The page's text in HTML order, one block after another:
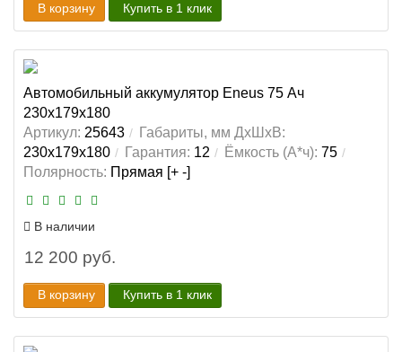
В корзину Купить в 1 клик
Автомобильный аккумулятор Eneus 75 Ач
230x179x180
Артикул: 25643
Габариты, мм ДхШхВ:
230x179x180
Гарантия: 12 Ёмкость (А*ч): 75
Полярность: Прямая [+ -]
В наличии
12 200 руб.
В корзину Купить в 1 клик